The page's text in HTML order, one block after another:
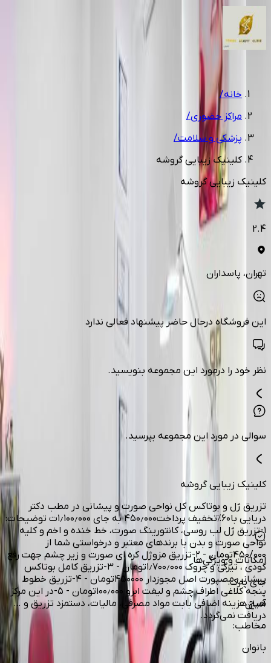
1/10
خانه/
مراکز حضوری/
پزشکی و سلامت/
کلینیک زیبایی گروشه
کلینیک زیبایی گروشه
2.4
تهران، پاسداران
این فروشگاه درحال حاضر پیشنهاد فعالی ندارد
نظر خود را درمورد این مجموعه بنویسید.
سوالی در مورد این مجموعه بپرسید.
کلینیک زیبایی گروشه
تزریق ژل و بوتاکس کل نواحی صورت و پیشانی در مطب دکتر
دریایی با۶۰٪تخفیف پرداخت۴۵۰٫۰۰۰ به جای ۱٫۱۰۰٫۰۰۰ت توضیحات:
۱-تزریق ژل لب روسی، کانتورینگ صورت، خط خنده و اخم و کلیه
نواحی صورت و بدن با برندهای معتبر و درخواستی شما از
۴۵۰/۰۰۰تومان - ۲-تزریق مزوژل کره ای صورت و زیر چشم جهت رفع
گودی ، تیرگی و چروک ۱٫۷۰۰٫۰۰۰تومان - ۳-تزریق کامل بوتاکس
پیشانی مصپورت اصل مجوزدار ۴۵۰۰۰۰تومان - ۴-تزریق خطوط
پنجه کلاغی اطراف چشم و لیفت ابرو ۱۰۰٫۰۰۰تومان - ۵-در این مرکز
هیچ هزینه اضافی بابت مواد مصرفی، مالیات، دستمزد تزریق و …
دریافت نمی‌گردد.
امکانات و ویژگی‌ها
جای پارک:
آسان
مخاطب:
بانوان